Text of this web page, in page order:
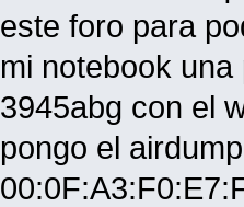
este foro para
mi notebook
3945abg con el
pongo el